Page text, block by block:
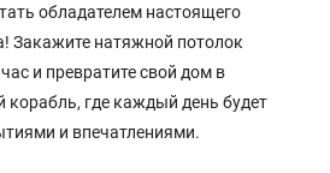
обладателем настоящего
Закажите натяжной потолок
и превратите свой дом в
корабль, где каждый день будет
и впечатлениями.